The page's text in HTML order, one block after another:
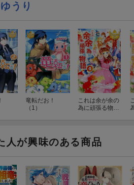
うり
竜転だお！
（1）
これは余が余の
為に頑張る物語
人が興味のある商品